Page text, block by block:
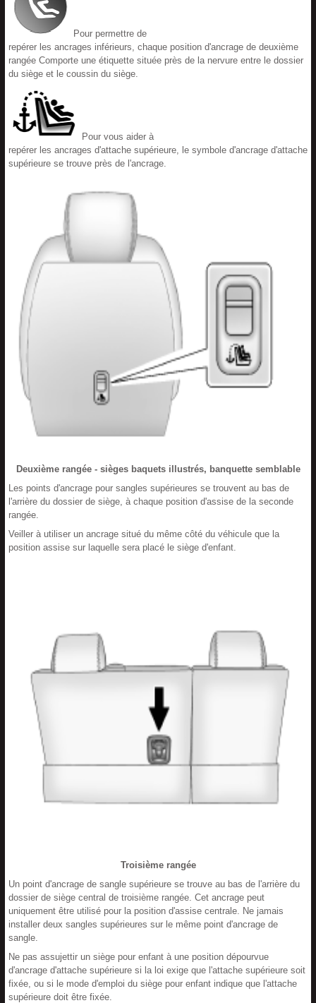
Pour permettre de
repérer les ancrages inférieurs, chaque position d'ancrage de deuxième
rangée Comporte une étiquette située près de la nervure entre le dossier
du siège et le coussin du siège.
Pour vous aider à
repérer les ancrages d'attache supérieure, le symbole d'ancrage d'attache
supérieure se trouve près de l'ancrage.
Deuxième rangée - sièges baquets illustrés, banquette semblable
Les points d'ancrage pour sangles supérieures se trouvent au bas de
l'arrière du dossier de siège, à chaque position d'assise de la seconde
rangée.
Veiller à utiliser un ancrage situé du même côté du véhicule que la
position assise sur laquelle sera placé le siège d'enfant.
Troisième rangée
Un point d'ancrage de sangle supérieure se trouve au bas de l'arrière du
dossier de siège central de troisième rangée. Cet ancrage peut
uniquement être utilisé pour la position d'assise centrale. Ne jamais
installer deux sangles supérieures sur le même point d'ancrage de
sangle.
Ne pas assujettir un siège pour enfant à une position dépourvue
d'ancrage d'attache supérieure si la loi exige que l'attache supérieure soit
fixée, ou si le mode d'emploi du siège pour enfant indique que l'attache
supérieure doit être fixée.